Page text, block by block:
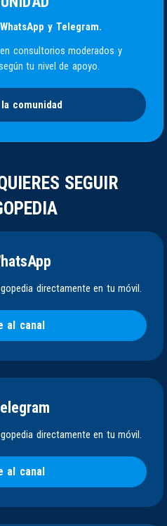
y Telegram.
consultorios moderados y
tu nivel de apoyo.
comunidad
SEGUIR
directamente en tu móvil.
al canal
directamente en tu móvil.
al canal